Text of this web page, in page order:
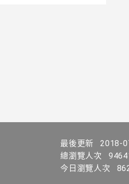
最後更新
2018-
總瀏覽人次
今日瀏覽人次